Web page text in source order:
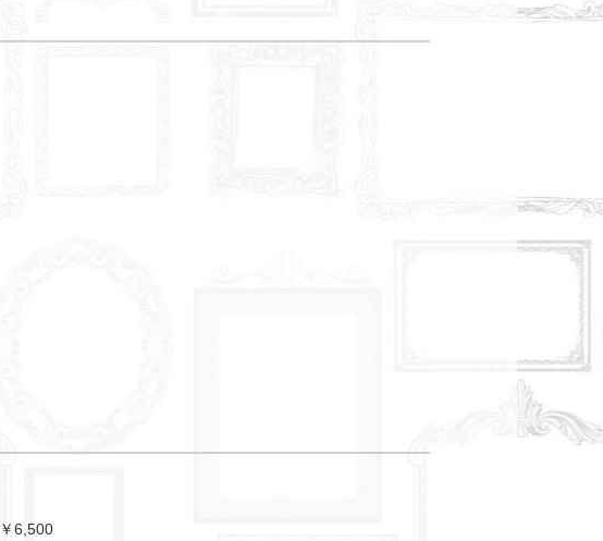
￥6,500